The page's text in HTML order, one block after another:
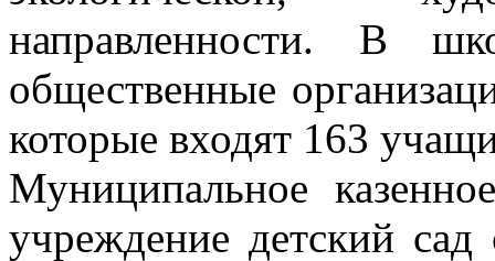
направленности. В
общественные
которые входят 163
Муниципальное
учреждение детский сад